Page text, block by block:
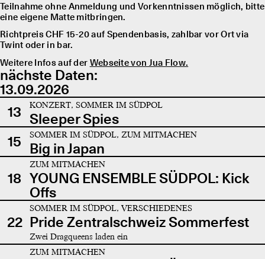
Teilnahme ohne Anmeldung und Vorkenntnissen möglich, bitte
eine eigene Matte mitbringen.
Richtpreis CHF 15-20 auf Spendenbasis, zahlbar vor Ort via
Twint oder in bar.
Weitere Infos auf der Webseite von Jua Flow.
nächste Daten:
13.09.2026
13
KONZERT, SOMMER IM SÜDPOL
Sleeper Spies
15
SOMMER IM SÜDPOL, ZUM MITMACHEN
Big in Japan
18
ZUM MITMACHEN
YOUNG ENSEMBLE SÜDPOL: Kick
Offs
22
SOMMER IM SÜDPOL, VERSCHIEDENES
Pride Zentralschweiz Sommerfest
Zwei Dragqueens laden ein
ZUM MITMACHEN